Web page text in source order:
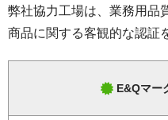
弊社協力工場は、業務用品
商品に関する客観的な認証
E&Qマー